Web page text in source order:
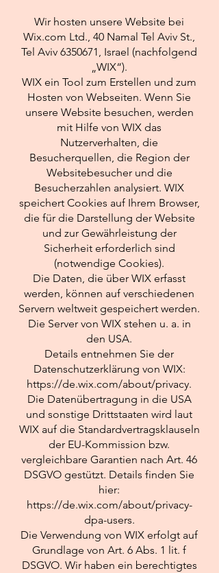
Wir hosten unsere Website bei
Wix.com Ltd., 40 Namal Tel Aviv St.,
Tel Aviv 6350671, Israel (nachfolgend
„WIX“).
WIX ein Tool zum Erstellen und zum
Hosten von Webseiten. Wenn Sie
unsere Website besuchen, werden
mit Hilfe von WIX das
Nutzerverhalten, die
Besucherquellen, die Region der
Websitebesucher und die
Besucherzahlen analysiert. WIX
speichert Cookies auf Ihrem Browser,
die für die Darstellung der Website
und zur Gewährleistung der
Sicherheit erforderlich sind
(notwendige Cookies).
Die Daten, die über WIX erfasst
werden, können auf verschiedenen
Servern weltweit gespeichert werden.
Die Server von WIX stehen u. a. in
den USA.
Details entnehmen Sie der
Datenschutzerklärung von WIX:
https://de.wix.com/about/privacy.
Die Datenübertragung in die USA
und sonstige Drittstaaten wird laut
WIX auf die Standardvertragsklauseln
der EU-Kommission bzw.
vergleichbare Garantien nach Art. 46
DSGVO gestützt. Details finden Sie
hier:
https://de.wix.com/about/privacy-
dpa-users.
Die Verwendung von WIX erfolgt auf
Grundlage von Art. 6 Abs. 1 lit. f
DSGVO. Wir haben ein berechtigtes